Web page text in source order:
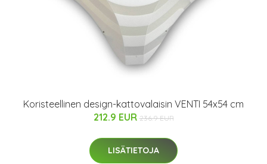
Koristeellinen design-kattovalaisin VENTI 54x54 cm
212.9 EUR 236.9 EUR
LISÄTIETOJA